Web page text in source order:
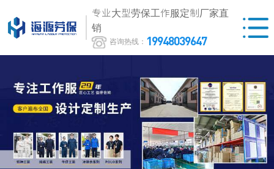
专业大型劳保工作服定制厂家直
销
咨询热线： 19948039647